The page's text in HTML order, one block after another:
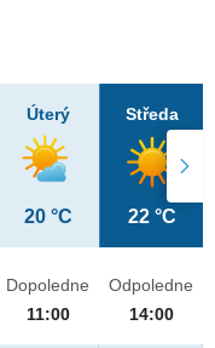
Úterý
20 °C
Středa
22 °C
Dopoledne
11:00
Odpoledne
14:00